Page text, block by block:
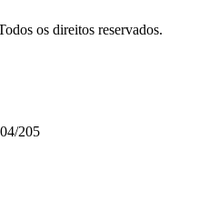
os direitos reservados.
205